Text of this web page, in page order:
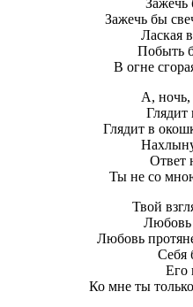
Зажечь бы
Лаская
Побыть
В огне
А, ночь,
Глядит
Глядит в
Ответ
Ты не со
Твой
Любовь
Любовь
Себя
Его
Ко мне ты